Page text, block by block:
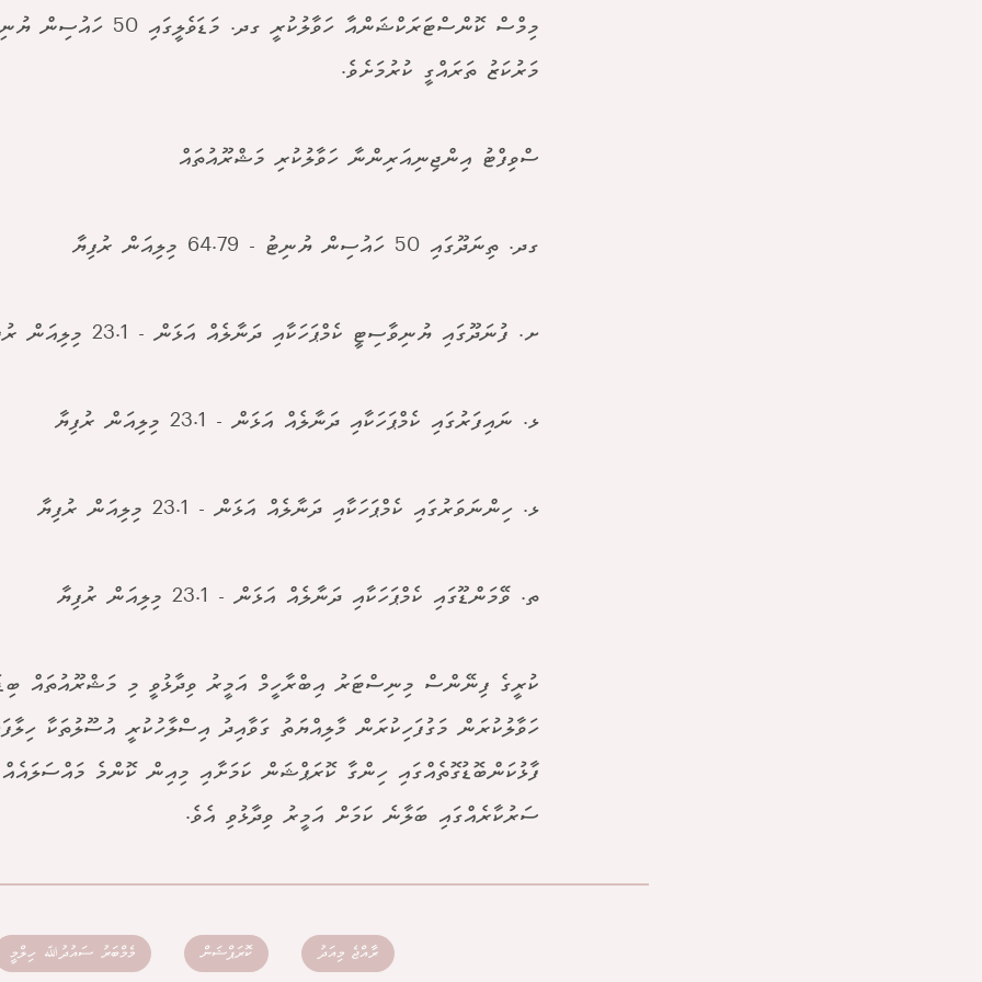
މިމްސް ކޮންސްޓަރަކްޝަންއާ ހަވާލުކުރީ
މަރުކަޒު ތަރައްގީ ކުރުމަށެވެ.
ސްވިފްޓު އިންޖިނިއަރިންނާ ހަވާލުކުރި މަޝްރޫއުތައް
ގދ. ތިނަދޫގައި 50 ހައުސިން ޔުނިޓު - 64.79 މިލިއަން ރުފިޔާ
ށ. ފުނަދޫގައި ޔުނިވާސިޓީ ކެމްޕަހަކާއި ދަނާލެއް އަޅަން - 23.1 މިލިއަން ރުފިޔާ
ޅ. ނައިފަރުގައި ކެމްޕަހަކާއި ދަނާލެއް އަޅަން - 23.1 މިލިއަން ރުފިޔާ
ޅ. ހިންނަވަރުގައި ކެމްޕަހަކާއި ދަނާލެއް އަޅަން - 23.1 މިލިއަން ރުފިޔާ
ތ. ވޭމަންޑޫގައި ކެމްޕަހަކާއި ދަނާލެއް އަޅަން - 23.1 މިލިއަން ރުފިޔާ
ކުރީގެ ފިނޭންސް މިނިސްޓަރު އިބްރާހީމް އަމީރު ވިދާޅުވީ މި މަޝްރޫއުތައް
ހަވާލުކުރަން މަގުފަހިކުރަން މާލިއްޔަތު ގަވާއިދު އިސްލާހުކުރީ އުސޫލުތަކާ
ފާޅުކަންބޮޑުގޮތެއްގައި ހިންގާ ކޮރަޕްޝަން ކަމަށާއި މިއިން ކޮންމެ މައްސަލައެއް
ސަރުކާރެއްގައި ބަލާނެ ކަމަށް އަމީރު ވިދާޅުވި އެވެ.
ރާއްޖެ މިއަދު ކޮރަޕްޝަން މެމްބަރު ސައުދުﷲ ހިލްމީ